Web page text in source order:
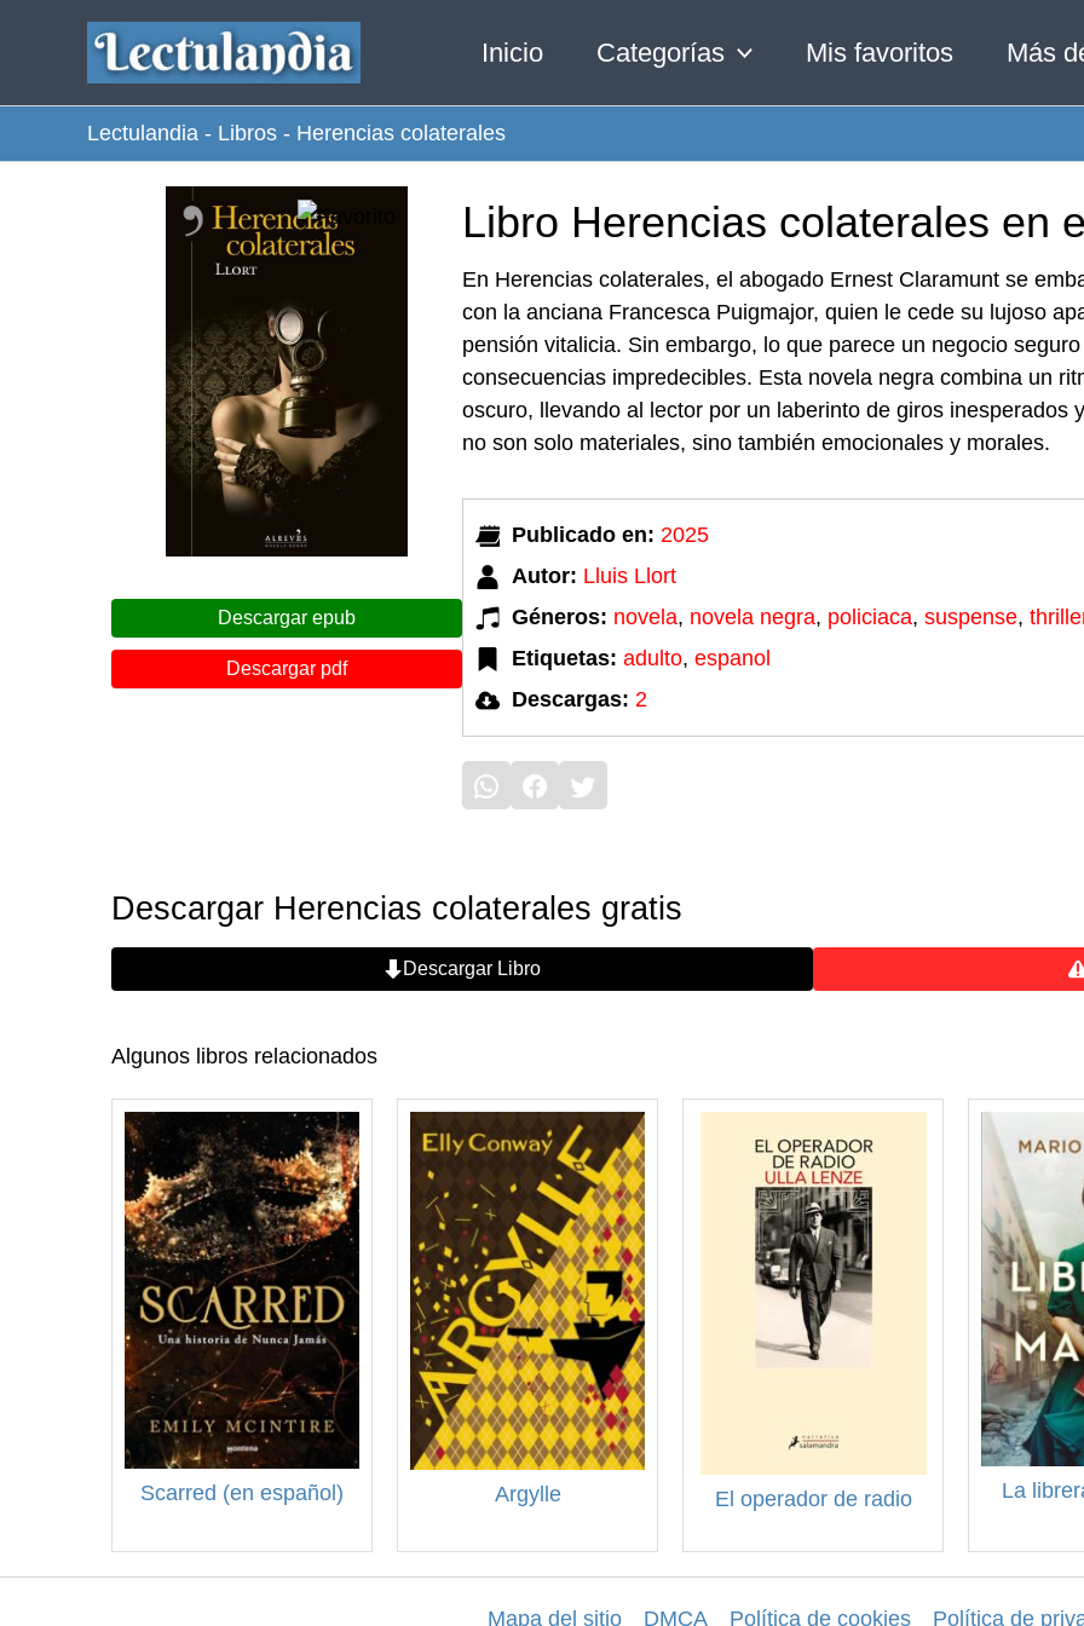
contenido
Inicio Categorías Mis favoritos Más
Lectulandia - Libros - Herencias colaterales
Descargar epub
Descargar pdf
Libro Herencias colaterales en
En Herencias colaterales, el abogado Ernest Claramunt se
con la anciana Francesca Puigmajor, quien le cede su lujoso
pensión vitalicia. Sin embargo, lo que parece un negocio
consecuencias impredecibles. Esta novela negra combina un
oscuro, llevando al lector por un laberinto de giros inesperados
no son solo materiales, sino también emocionales y morales.
Publicado en: 2025
Autor: Lluis Llort
Géneros: novela, novela negra, policiaca, suspense,
Etiquetas: adulto, espanol
Descargas: 2
Descargar Herencias colaterales gratis
Descargar Libro
Algunos libros relacionados
Scarred (en español) Argylle El operador de radio La
Mapa del sitio DMCA Política de cookies Política de